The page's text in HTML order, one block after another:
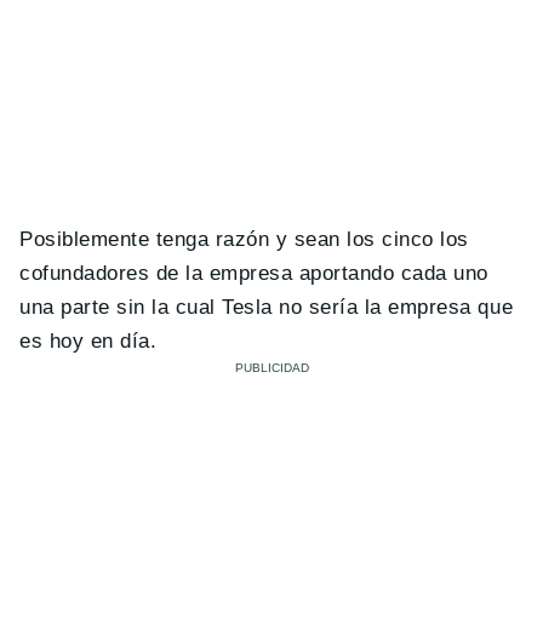
Posiblemente tenga razón y sean los cinco los
cofundadores de la empresa aportando cada uno
una parte sin la cual Tesla no sería la empresa que
es hoy en día.